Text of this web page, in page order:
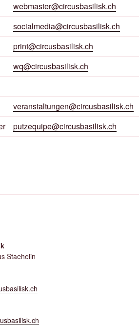
webmaster@circusbasilisk.ch
socialmedia@circusbasilisk.ch
print@circusbasilisk.ch
wq@circusbasilisk.ch
veranstaltungen@circusbasilisk.ch
putzequipe@circusbasilisk.ch
Staehelin